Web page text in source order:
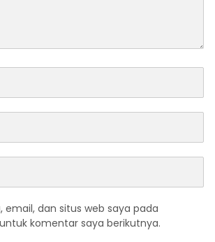
email, dan situs web saya pada
komentar saya berikutnya.